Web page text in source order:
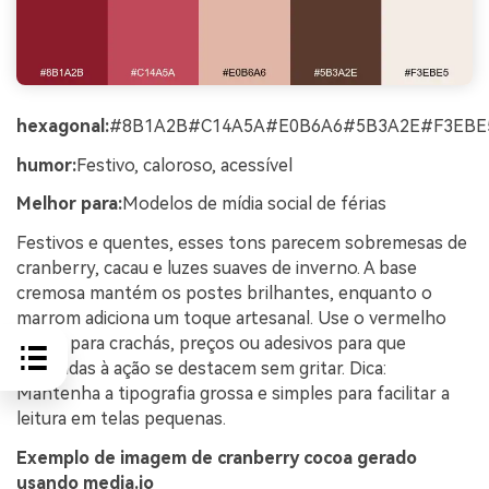
hexagonal:
humor:Festivo, caloroso, acessível
Melhor para:Modelos de mídia social de férias
Festivos e quentes, esses tons parecem sobremesas de
cranberry, cacau e luzes suaves de inverno. A base
cremosa mantém os postes brilhantes, enquanto o
marrom adiciona um toque artesanal. Use o vermelho
médio para crachás, preços ou adesivos para que
chamadas à ação se destacem sem gritar. Dica:
Mantenha a tipografia grossa e simples para facilitar a
leitura em telas pequenas.
Exemplo de imagem de cranberry cocoa gerado
usando media.io